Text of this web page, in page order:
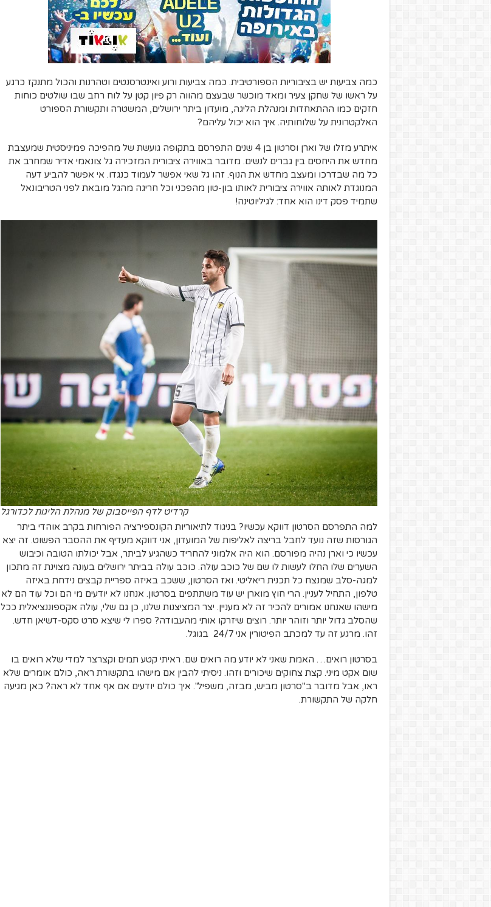
כמה צביעות יש בציבוריות הספורטיבית. כמה צביעות ורוע ואינטרסנטים וטהרנות והכול מתנקז כרגע
על ראשו של שחקן צעיר ומאד מוכשר שבעצם מהווה רק פיון קטן על לוח רחב שבו שולטים כוחות
חזקים כמו ההתאחדות ומנהלת הליגה, מועדון ביתר ירושלים, המשטרה ותקשורת הספורט
האלקטרונית על שלוחותיה. איך הוא יכול עליהם?
איתרע מזלו של וארן וסרטון בן 4 שנים התפרסם בתקופה גועשת של מהפיכה פמיניסטית שמעצבת
מחדש את היחסים בין גברים לנשים. מדובר באווירה ציבורית המזכירה גל צונאמי אדיר שמחרב את
כל מה שבדרכו ומעצב מחדש את הנוף. זהו גל שאי אפשר לעמוד כנגדו. אי אפשר להביע דעה
המנוגדת לאותה אווירה ציבורית לאותו בון-טון מהפכני וכל חריגה מהגל מובאת לפני הטריבונאל
שתמיד פסק דינו הוא אחד: לגיליוטינה!
קרדיט לדף הפייסבוק של מנהלת הליגות לכדורגל
למה התפרסם הסרטון דווקא עכשיו? בניגוד לתיאוריות הקונספירציה הפורחות בקרב אוהדי ביתר
הגורסות שזה נועד לחבל בריצה לאליפות של המועדון, אני דווקא מעדיף את ההסבר הפשוט. זה יצא
עכשיו כי וארן נהיה מפורסם. הוא היה אלמוני להחריד כשהגיע לביתר, אבל יכולתו הטובה וכיבוש
השערים שלו החלו לעשות לו שם של כוכב עולה. כוכב עולה בביתר ירושלים בעונה מצוינת זה מתכון
למגה-סלב שמנצח כל תכנית ריאליטי. ואז הסרטון, ששכב באיזה ספריית קבצים נידחת באיזה
טלפון, התחיל לעניין. הרי חוץ מוארן יש עוד משתתפים בסרטון. אנחנו לא יודעים מי הם וכל עוד הם לא
מישהו שאנחנו אמורים להכיר זה לא מעניין. יצר המציצנות שלנו, כן גם שלי, עולה אקספוננציאלית ככל
שהסלב גדול יותר וזוהר יותר. רוצים שיזרקו אותי מהעבודה? ספרו לי שיצא סרט סקס-דשיאן חדש.
זהו. מרגע זה עד למכתב הפיטורין אני 24/7 בגוגל.
בסרטון רואים… האמת שאני לא יודע מה רואים שם. ראיתי קטע תמים וקצרצר למדי שלא רואים בו
שום אקט מיני. קצת צחוקים שיכורים וזהו. ניסיתי להבין אם מישהו בתקשורת ראה, כולם אומרים שלא
ראו, אבל מדובר ב"סרטון מביש, מבזה, משפיל". איך כולם יודעים אם אף אחד לא ראה? כאן מגיעה
חלקה של התקשורת.